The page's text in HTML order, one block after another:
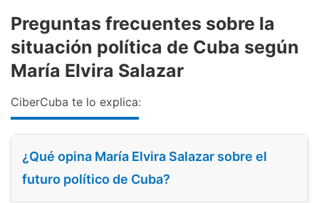
Preguntas frecuentes sobre la
situación política de Cuba según
María Elvira Salazar
CiberCuba te lo explica:
¿Qué opina María Elvira Salazar sobre el
futuro político de Cuba?